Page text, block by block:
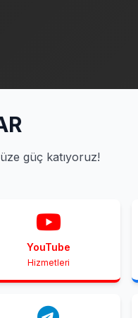
güç katıyoruz!
YouTube
Hizmetleri